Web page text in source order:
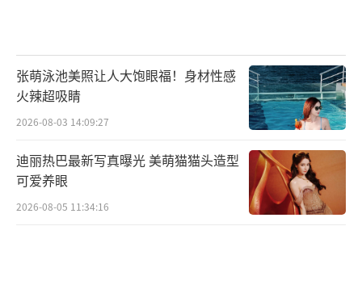
张萌泳池美照让人大饱眼福！身材性感
火辣超吸睛
2026-08-03 14:09:27
迪丽热巴最新写真曝光 美萌猫猫头造型
可爱养眼
2026-08-05 11:34:16